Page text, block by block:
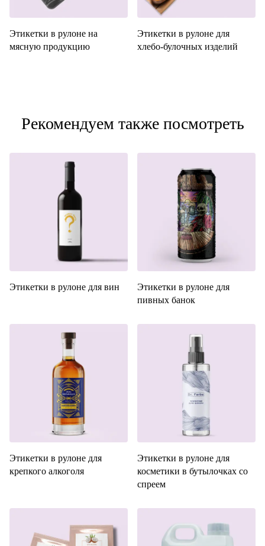
Этикетки в рулоне на
мясную продукцию
Этикетки в рулоне для
хлебо-булочных изделий
Рекомендуем также посмотреть
Этикетки в рулоне для вин
Этикетки в рулоне для
пивных банок
Этикетки в рулоне для
крепкого алкоголя
Этикетки в рулоне для
косметики в бутылочках со
спреем